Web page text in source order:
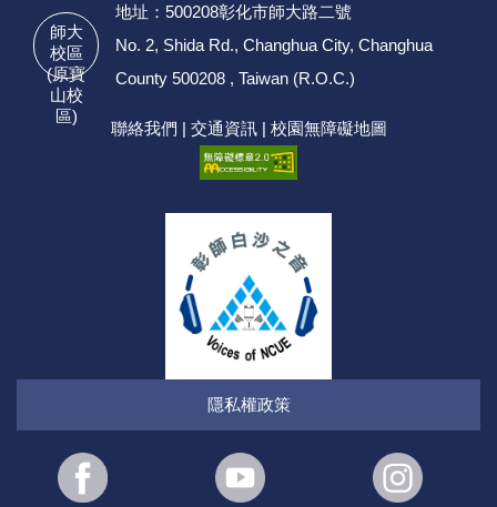
師大
校區
(原寶
山校
區)
地址：500208彰化市師大路二號
No. 2, Shida Rd., Changhua City, Changhua
County 500208 , Taiwan (R.O.C.)
聯絡我們 | 交通資訊| 校園無障礙地圖
隱私權政策